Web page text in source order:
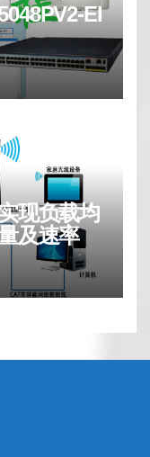
EI
现负载均
及速率